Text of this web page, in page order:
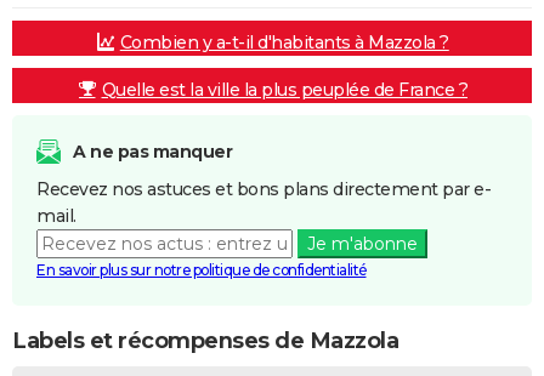
Combien y a-t-il d'habitants à Mazzola ?
Quelle est la ville la plus peuplée de France ?
A ne pas manquer
Recevez nos astuces et bons plans directement par e-
mail.
Je m'abonne
En savoir plus sur notre politique de confidentialité
Labels et récompenses de Mazzola